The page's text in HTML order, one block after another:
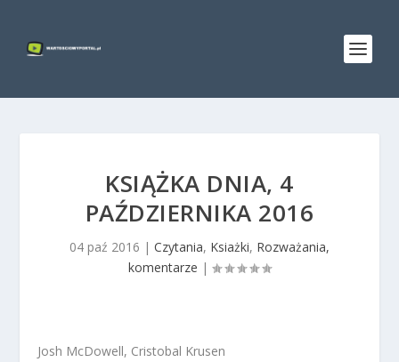
KSIĄŻKA DNIA, 4
PAŹDZIERNIKA 2016
04 paź 2016 | Czytania, Ksiażki, Rozważania,
komentarze |
Josh McDowell, Cristobal Krusen